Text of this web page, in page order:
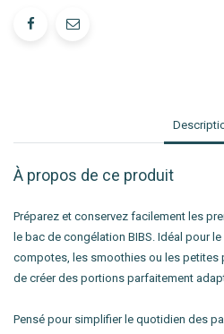
À propos de ce produit
Préparez et conservez facilement les
le bac de congélation BIBS. Idéal pour
compotes, les smoothies ou les petites
de créer des portions parfaitement
Pensé pour simplifier le quotidien des